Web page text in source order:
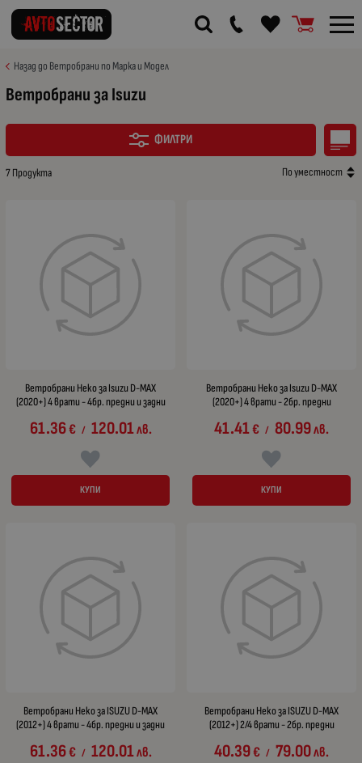
Назад до Ветробрани по Марка и Модел
Ветробрани за Isuzu
ФИЛТРИ
7 Продукта По уместност
Ветробрани Heko за Isuzu D-MAX
(2020+) 4 врати - 4бр. предни и задни
61.36€ / 120.01лв.
КУПИ
Ветробрани Heko за Isuzu D-MAX
(2020+) 4 врати - 2бр. предни
41.41€ / 80.99лв.
КУПИ
Ветробрани Heko за ISUZU D-MAX
(2012+) 4 врати - 4бр. предни и задни
61.36€ / 120.01лв.
Ветробрани Heko за ISUZU D-MAX
(2012+) 2/4 врати - 2бр. предни
40.39€ / 79.00лв.